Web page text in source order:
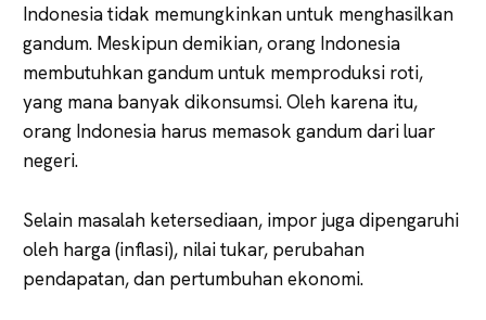
Indonesia tidak memungkinkan untuk menghasilkan
gandum. Meskipun demikian, orang Indonesia
membutuhkan gandum untuk memproduksi roti,
yang mana banyak dikonsumsi. Oleh karena itu,
orang Indonesia harus memasok gandum dari luar
negeri.
Selain masalah ketersediaan, impor juga dipengaruhi
oleh harga (inflasi), nilai tukar, perubahan
pendapatan, dan pertumbuhan ekonomi.